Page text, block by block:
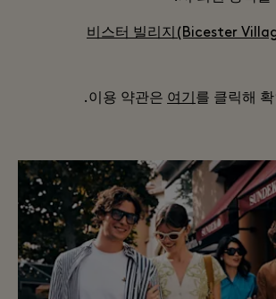
비스터 빌리지(Bicester
이용 약관은 여기 를 클릭해